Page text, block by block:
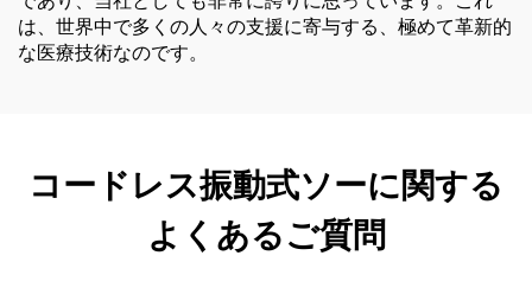
は、世界中で多くの人々の支援に寄与する、極めて革新的
な医療技術なのです。
コードレス振動式ソーに関する
よくあるご質問